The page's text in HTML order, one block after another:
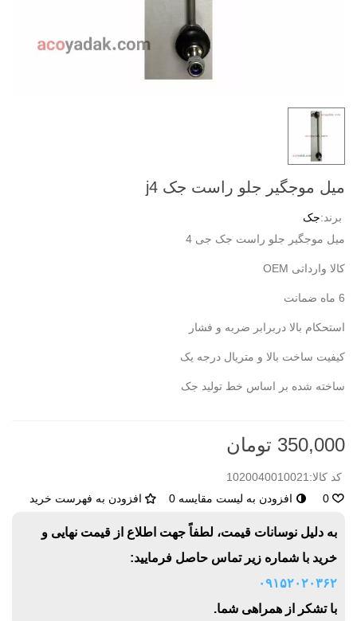
میل موجگیر جلو راست جک j4
برند:جک
میل موجگیر جلو راست جک جی 4
کالا وارداتی OEM
6 ماه ضمانت
استحکام بالا دربرابر ضربه و فشار
کیفیت ساخت بالا و متریال درجه یک
ساخته شده بر اساس خط تولید جک
350,000 تومان
کد کالا: 1020040010021
0
افزودن به لیست مقایسه 0 افزودن به فهرست خرید
به دلیل نوسانات قیمت، لطفاً جهت اطلاع از قیمت نهایی و
خرید با شماره زیر تماس حاصل فرمایید:
۰۹۱۵۲۰۲۰۳۶۲
با تشکر از همراهی شما.